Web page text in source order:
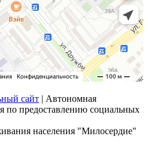
сайт | Автономная
по предоставлению социальных
населения "Милосердие"